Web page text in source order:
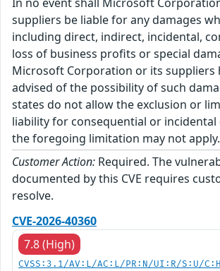
suppliers be liable for any damages
including direct, indirect, incidental,
loss of business profits or special
Microsoft Corporation or its suppliers
advised of the possibility of such
states do not allow the exclusion or
liability for consequential or incidental
the foregoing limitation may not apply.
Customer Action: Required. The
documented by this CVE requires
resolve.
CVE-2026-40360
7.8 (High)
CVSS:3.1/AV:L/AC:L/PR:N/UI:R/S:U/